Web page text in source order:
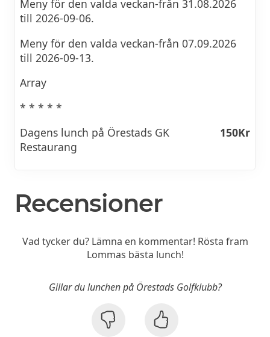
Meny för den valda veckan-från 31.08.2026
till 2026-09-06.
Meny för den valda veckan-från 07.09.2026
till 2026-09-13.
Array
* * * * *
Dagens lunch på Örestads GK
Restaurang
150Kr
Recensioner
Vad tycker du? Lämna en kommentar! Rösta fram
Lommas bästa lunch!
Gillar du lunchen på Örestads Golfklubb?